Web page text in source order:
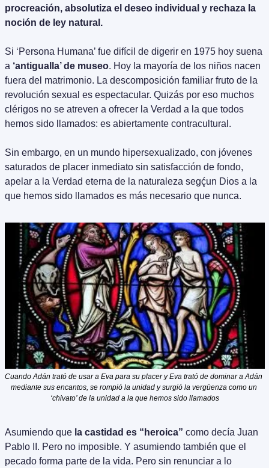
procreación, absolutiza el deseo individual y rechaza la
noción de ley natural.
Si ‘Persona Humana’ fue difícil de digerir en 1975 hoy suena
a ‘antigualla’ de museo. Hoy la mayoría de los niños nacen
fuera del matrimonio. La descomposición familiar fruto de la
revolución sexual es espectacular. Quizás por eso muchos
clérigos no se atreven a ofrecer la Verdad a la que todos
hemos sido llamados: es abiertamente contracultural.
Sin embargo, en un mundo hipersexualizado, con jóvenes
saturados de placer inmediato sin satisfacción de fondo,
apelar a la Verdad eterna de la naturaleza segḉun Dios a la
que hemos sido llamados es más necesario que nunca.
Cuando Adán trató de usar a Eva para su placer y Eva trató de dominar a Adán
mediante sus encantos, se rompió la unidad y surgió la vergüenza como un
‘chivato’ de la unidad a la que hemos sido llamados
Asumiendo que la castidad es “heroica” como decía Juan
Pablo II. Pero no imposible. Y asumiendo también que el
pecado forma parte de la vida. Pero sin renunciar a lo